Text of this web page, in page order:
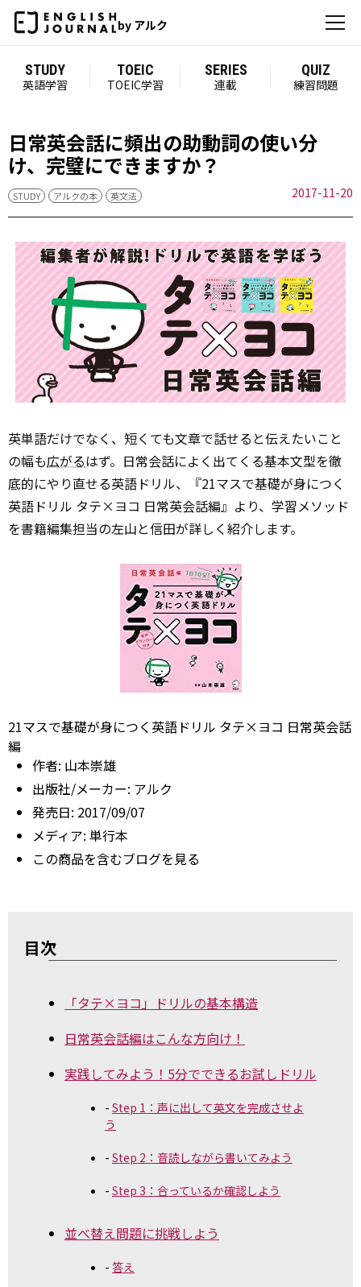
by アルク
STUDY
英語学習
TOEIC
TOEIC学習
SERIES
連載
QUIZ
練習問題
日常英会話に頻出の助動詞の使い分
け、完璧にできますか？
STUDY アルクの本 英文法 2017-11-20
英単語だけでなく、短くても文章で話せると伝えたいこと
の幅も広がるはず。日常会話によく出てくる基本文型を徹
底的にやり直せる英語ドリル、『21マスで基礎が身につく
英語ドリル タテ×ヨコ 日常英会話編』より、学習メソッド
を書籍編集担当の左山と信田が詳しく紹介します。
21マスで基礎が身につく英語ドリル タテ×ヨコ 日常英会話
編
作者: 山本崇雄
出版社/メーカー: アルク
発売日: 2017/09/07
メディア: 単行本
この商品を含むブログを見る
目次
「タテ×ヨコ」ドリルの基本構造
日常英会話編はこんな方向け！
実践してみよう！5分でできるお試しドリル
Step 1：声に出して英文を完成させよ
う
Step 2：音読しながら書いてみよう
Step 3：合っているか確認しよう
並べ替え問題に挑戦しよう
答え